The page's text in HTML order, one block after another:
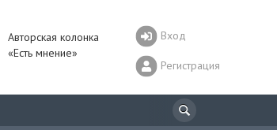
Авторская колонка
«Есть мнение»
Вход
Регистрация